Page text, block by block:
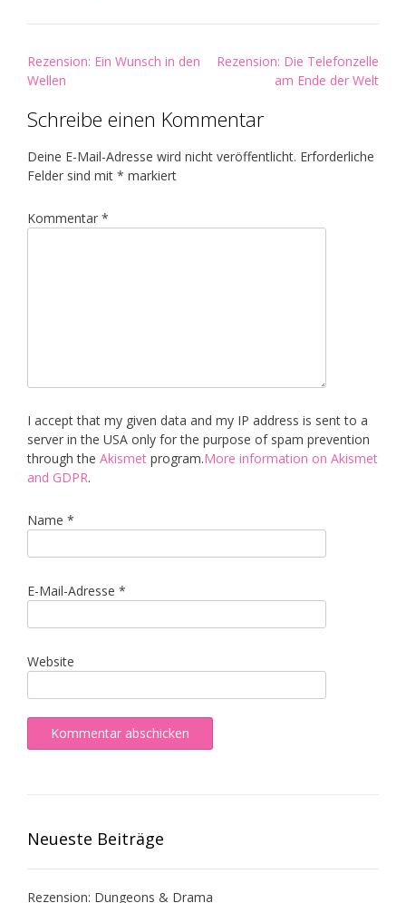
Post
navigation
Rezension: Ein Wunsch in den
Wellen
Rezension: Die Telefonzelle
am Ende der Welt
Schreibe einen Kommentar
Deine E-Mail-Adresse wird nicht veröffentlicht. Erforderliche
Felder sind mit * markiert
Kommentar *
I accept that my given data and my IP address is sent to a
server in the USA only for the purpose of spam prevention
through the Akismet program.More information on Akismet
and GDPR.
Name *
E-Mail-Adresse *
Website
Neueste Beiträge
Rezension: Dungeons & Drama